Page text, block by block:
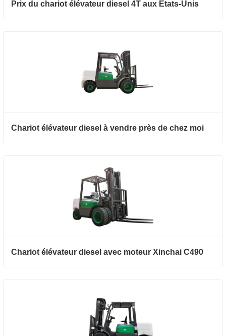
Prix ​​​​du chariot élévateur diesel 4T aux États-Unis
Chariot élévateur diesel à vendre près de chez moi
Chariot élévateur diesel avec moteur Xinchai C490